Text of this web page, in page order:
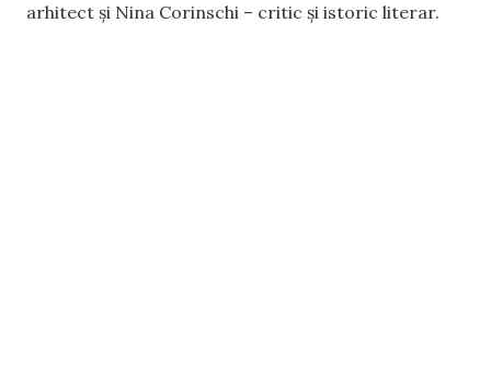
arhitect și Nina Corinschi – critic și istoric literar.